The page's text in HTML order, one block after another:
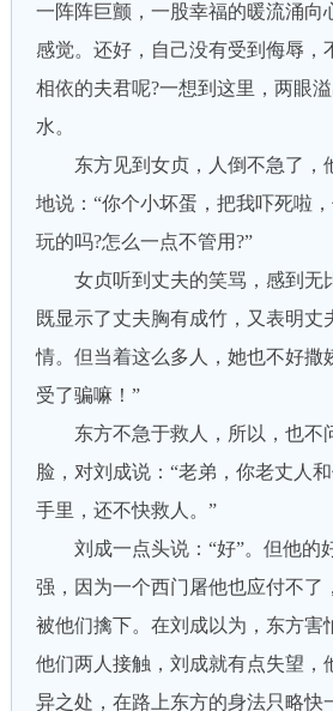
一阵阵巨颤，一股幸福的暖流涌向
感觉。还好，自己没有受到侮辱，
相依的夫君呢?一想到这里，两眼
水。
东方见到女贞，人倒不急了，
地说：“你个小坏蛋，把我吓死啦
玩的吗?怎么一点不管用?”
女贞听到丈夫的笑骂，感到无
既显示了丈夫胸有成竹，又表明丈
情。但当着这么多人，她也不好撒
受了骗嘛！”
东方不急于救人，所以，也不
脸，对刘成说：“老弟，你老丈人
手里，还不快救人。”
刘成一点头说：“好”。但他的
强，因为一个西门屠他也应付不了
被他们擒下。在刘成以为，东方害
他们两人接触，刘成就有点失望，
异之处，在路上东方的身法只略快